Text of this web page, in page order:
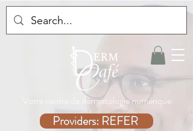
Votre centre de dermatologie numérique
Providers: REFER